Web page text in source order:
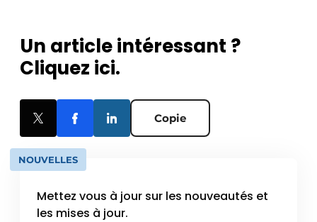
Un article intéressant ?
Cliquez ici.
Copie
NOUVELLES
Mettez vous à jour sur les nouveautés et
les mises à jour.